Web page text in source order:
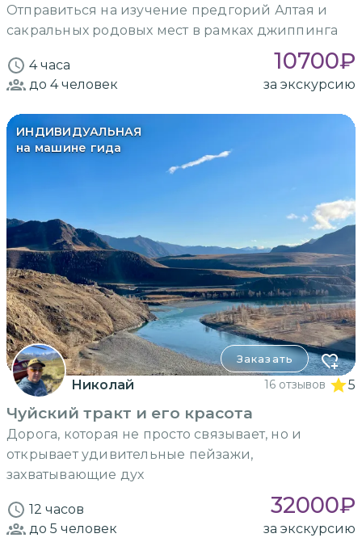
Отправиться на изучение предгорий Алтая и
сакральных родовых мест в рамках джиппинга
4 часа 10700₽
до 4человек за экскурсию
ИНДИВИДУАЛЬНАЯ
на машине гида
Заказать
Николай 16 отзывов 5
Чуйский тракт и его красота
Дорога, которая не просто связывает, но и
открывает удивительные пейзажи,
захватывающие дух
12 часов 32000₽
до 5 человек за экскурсию